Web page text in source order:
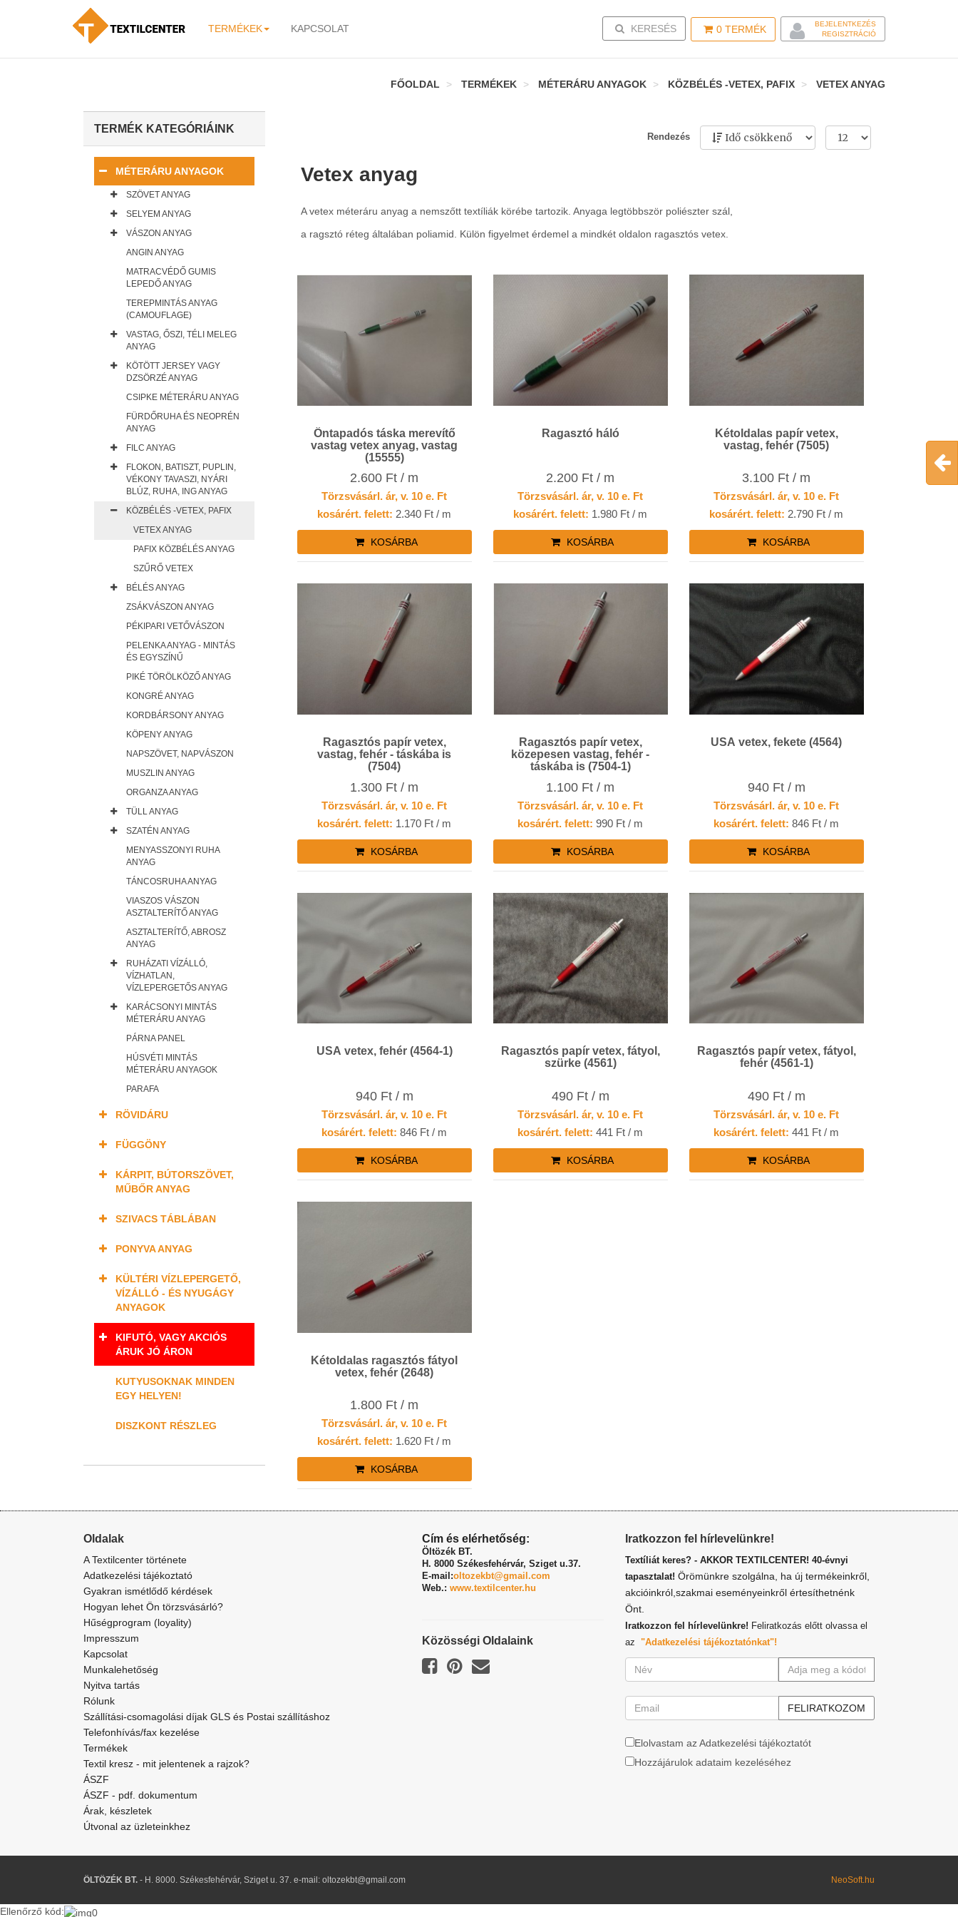
TERMÉKEK KAPCSOLAT 0 TERMÉK
BEJELENTKEZÉS
REGISZTRÁCIÓ
TOGGLE SEARCH
KERESÉS
FŐOLDAL TERMÉKEK MÉTERÁRU ANYAGOK KÖZBÉLÉS -VETEX, PAFIX VETEX ANYAG
Rendezés
Vetex anyag
A vetex méteráru anyag a nemszőtt textíliák körébe tartozik. Anyaga legtöbbször poliészter szál,
a ragsztó réteg általában poliamid. Külön figyelmet érdemel a mindkét oldalon ragasztós vetex.
Öntapadós táska merevítő
vastag vetex anyag, vastag
(15555)
2.600 Ft / m
Törzsvásárl. ár, v. 10 e. Ft
kosárért. felett: 2.340 Ft / m
KOSÁRBA
Ragasztó háló
2.200 Ft / m
Törzsvásárl. ár, v. 10 e. Ft
kosárért. felett: 1.980 Ft / m
KOSÁRBA
Kétoldalas papír vetex,
vastag, fehér (7505)
3.100 Ft / m
Törzsvásárl. ár, v. 10 e. Ft
kosárért. felett: 2.790 Ft / m
KOSÁRBA
Ragasztós papír vetex,
vastag, fehér - táskába is
(7504)
1.300 Ft / m
Törzsvásárl. ár, v. 10 e. Ft
kosárért. felett: 1.170 Ft / m
KOSÁRBA
Ragasztós papír vetex,
közepesen vastag, fehér -
táskába is (7504-1)
1.100 Ft / m
Törzsvásárl. ár, v. 10 e. Ft
kosárért. felett: 990 Ft / m
KOSÁRBA
USA vetex, fekete (4564)
940 Ft / m
Törzsvásárl. ár, v. 10 e. Ft
kosárért. felett: 846 Ft / m
KOSÁRBA
USA vetex, fehér (4564-1)
940 Ft / m
Törzsvásárl. ár, v. 10 e. Ft
kosárért. felett: 846 Ft / m
KOSÁRBA
Ragasztós papír vetex, fátyol,
szürke (4561)
490 Ft / m
Törzsvásárl. ár, v. 10 e. Ft
kosárért. felett: 441 Ft / m
KOSÁRBA
Ragasztós papír vetex, fátyol,
fehér (4561-1)
490 Ft / m
Törzsvásárl. ár, v. 10 e. Ft
kosárért. felett: 441 Ft / m
KOSÁRBA
Kétoldalas ragasztós fátyol
vetex, fehér (2648)
1.800 Ft / m
Törzsvásárl. ár, v. 10 e. Ft
kosárért. felett: 1.620 Ft / m
KOSÁRBA
TERMÉK KATEGÓRIÁINK
MÉTERÁRU ANYAGOK
SZÖVET ANYAG
SELYEM ANYAG
VÁSZON ANYAG
ANGIN ANYAG
MATRACVÉDŐ GUMIS
LEPEDŐ ANYAG
TEREPMINTÁS ANYAG
(CAMOUFLAGE)
VASTAG, ŐSZI, TÉLI MELEG
ANYAG
KÖTÖTT JERSEY VAGY
DZSÖRZÉ ANYAG
CSIPKE MÉTERÁRU ANYAG
FÜRDŐRUHA ÉS NEOPRÉN
ANYAG
FILC ANYAG
FLOKON, BATISZT, PUPLIN,
VÉKONY TAVASZI, NYÁRI
BLÚZ, RUHA, ING ANYAG
KÖZBÉLÉS -VETEX, PAFIX
VETEX ANYAG
PAFIX KÖZBÉLÉS ANYAG
SZŰRŐ VETEX
BÉLÉS ANYAG
ZSÁKVÁSZON ANYAG
PÉKIPARI VETŐVÁSZON
PELENKA ANYAG - MINTÁS
ÉS EGYSZÍNŰ
PIKÉ TÖRÖLKÖZŐ ANYAG
KONGRÉ ANYAG
KORDBÁRSONY ANYAG
KÖPENY ANYAG
NAPSZÖVET, NAPVÁSZON
MUSZLIN ANYAG
ORGANZA ANYAG
TÜLL ANYAG
SZATÉN ANYAG
MENYASSZONYI RUHA
ANYAG
TÁNCOSRUHA ANYAG
VIASZOS VÁSZON
ASZTALTERÍTŐ ANYAG
ASZTALTERÍTŐ, ABROSZ
ANYAG
RUHÁZATI VÍZÁLLÓ,
VÍZHATLAN,
VÍZLEPERGETŐS ANYAG
KARÁCSONYI MINTÁS
MÉTERÁRU ANYAG
PÁRNA PANEL
HÚSVÉTI MINTÁS
MÉTERÁRU ANYAGOK
PARAFA
RÖVIDÁRU
FÜGGÖNY
KÁRPIT, BÚTORSZÖVET,
MŰBŐR ANYAG
SZIVACS TÁBLÁBAN
PONYVA ANYAG
KÜLTÉRI VÍZLEPERGETŐ,
VÍZÁLLÓ - ÉS NYUGÁGY
ANYAGOK
KIFUTÓ, VAGY AKCIÓS
ÁRUK JÓ ÁRON
KUTYUSOKNAK MINDEN
EGY HELYEN!
DISZKONT RÉSZLEG
Oldalak
A Textilcenter története
Adatkezelési tájékoztató
Gyakran ismétlődő kérdések
Hogyan lehet Ön törzsvásárló?
Hűségprogram (loyality)
Impresszum
Kapcsolat
Munkalehetőség
Nyitva tartás
Rólunk
Szállítási-csomagolási díjak GLS és Postai szállításhoz
Telefonhívás/fax kezelése
Termékek
Textil kresz - mit jelentenek a rajzok?
ÁSZF
ÁSZF - pdf. dokumentum
Árak, készletek
Útvonal az üzleteinkhez
Cím és elérhetőség:
Öltözék BT.
H. 8000 Székesfehérvár, Sziget u.37.
E-mail:oltozekbt@gmail.com
Web.: www.textilcenter.hu
Közösségi Oldalaink
Iratkozzon fel hírlevelünkre!
Textíliát keres? - AKKOR TEXTILCENTER! 40-évnyi
tapasztalat! Örömünkre szolgálna, ha új termékeinkről,
akcióinkról,szakmai eseményeinkről értesíthetnénk
Önt.
Iratkozzon fel hírlevelünkre! Feliratkozás előtt olvassa el
az "Adatkezelési tájékoztatónkat"!
Elolvastam az Adatkezelési tájékoztatót
Hozzájárulok adataim kezeléséhez
ÖLTÖZÉK BT. - H. 8000. Székesfehérvár, Sziget u. 37. e-mail: oltozekbt@gmail.com NeoSoft.hu
Ellenőrző kód: